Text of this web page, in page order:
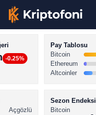
-0.25%
Pay Tablosu
Bitcoin
Ethereum
Altcoinler
Açgözlü
Sezon Endeksi
Bitcoin